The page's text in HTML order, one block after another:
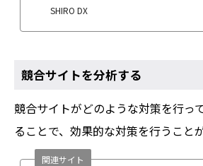
SHIRO DX
競合サイトを分析する
競合サイトがどのような対策を行っ
ることで、効果的な対策を行うこと
関連サイト